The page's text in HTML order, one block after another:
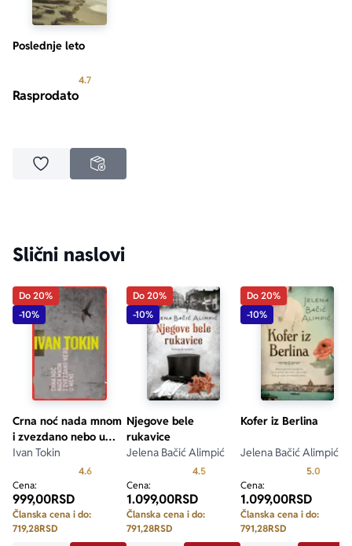
Poslednje leto
4.7Prosecna ocena je 4.7 od 5
Rasprodato
Dodaj u omiljeneNEDOSTUPNO
Slični naslovi
Do 20%
-10%
Crna noć nada mnom
i zvezdano nebo u
meni
Ivan Tokin
4.6Prosecna ocena je 4.6 od 5
Cena:
999,00RSD
Članska cena i do:
719,28RSD
Do 20%
-10%
Njegove bele
rukavice
Jelena Bačić Alimpić
4.5Prosecna ocena je 4.5 od 5
Cena:
1.099,00RSD
Članska cena i do:
791,28RSD
Do 20%
-10%
Kofer iz Berlina
Jelena Bačić Alimpić
5.0
Cena:
1.099,00RSD
Članska cena i do:
791,28RSD